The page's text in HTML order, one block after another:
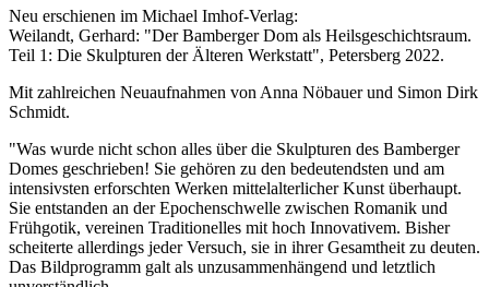
Neu erschienen im Michael Imhof-Verlag:
Weilandt, Gerhard: "Der Bamberger Dom als Heilsgeschichtsraum.
Teil 1: Die Skulpturen der Älteren Werkstatt", Petersberg 2022.
Mit zahlreichen Neuaufnahmen von Anna Nöbauer und Simon Dirk
Schmidt.
"Was wurde nicht schon alles über die Skulpturen des Bamberger
Domes geschrieben! Sie gehören zu den bedeutendsten und am
intensivsten erforschten Werken mittelalterlicher Kunst überhaupt.
Sie entstanden an der Epochenschwelle ­zwischen Romanik und
Frühgotik, vereinen Traditionelles mit hoch Innovativem. Bisher
scheiterte allerdings jeder Versuch, sie in ihrer Gesamtheit zu deuten.
Das Bildprogramm galt als unzusammenhängend und letztlich